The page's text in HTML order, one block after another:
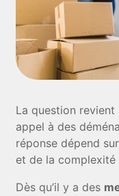
La question
appel à des
réponse dépend
et de la complexité
Dès qu’il y a des